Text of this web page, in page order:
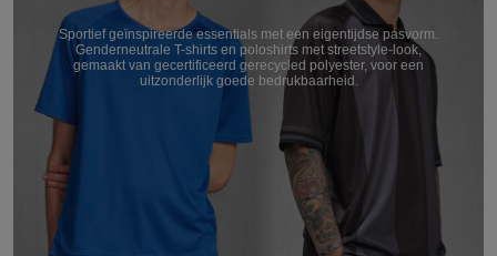
Sportief geïnspireerde essentials met een eigentijdse pasvorm.
Genderneutrale T-shirts en poloshirts met streetstyle-look,
gemaakt van gecertificeerd gerecycled polyester, voor een
uitzonderlijk goede bedrukbaarheid.